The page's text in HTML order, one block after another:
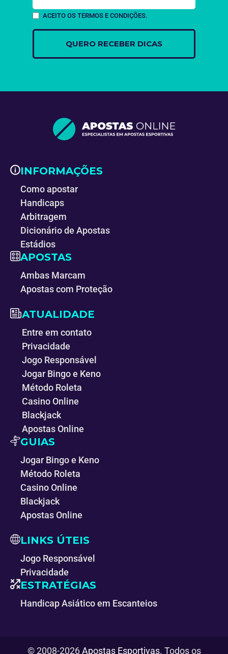
ACEITO OS TERMOS E CONDIÇÕES.
INFORMAÇÕES
Como apostar
Handicaps
Arbitragem
Dicionário de Apostas
Estádios
APOSTAS
Ambas Marcam
Apostas com Proteção
ATUALIDADE
Entre em contato
Privacidade
Jogo Responsável
Jogar Bingo e Keno
Método Roleta
Casino Online
Blackjack
Apostas Online
GUIAS
Jogar Bingo e Keno
Método Roleta
Casino Online
Blackjack
Apostas Online
LINKS ÚTEIS
Jogo Responsável
Privacidade
ESTRATÉGIAS
Handicap Asiático em Escanteios
© 2008-2026Apostas Esportivas. Todos os